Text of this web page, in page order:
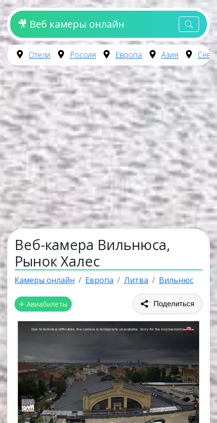
🎥 Веб камеры онлайн
Отели Россия Европа Азия
Веб-камера Вильнюса,
Рынок Халес
Камеры онлайн Европа Литва Вильнюс
✈ Авиабилеты Поделиться